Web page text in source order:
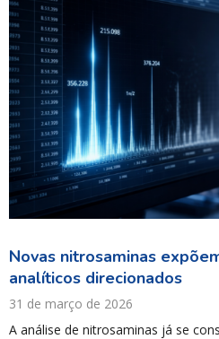
Novas nitrosaminas
analíticos direcionados
31 de março de 2026
A análise de nitrosaminas já se